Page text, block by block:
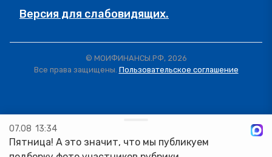
Версия для слабовидящих.
© МОИФИНАНСЫ.РФ, 2026
Все права защищены. Пользовательское соглашение
07.08 13:34
Пятница! А это значит, что мы публикуем